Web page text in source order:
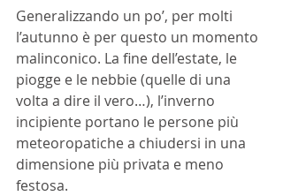
Generalizzando un po’, per molti
l’autunno è per questo un momento
malinconico. La fine dell’estate, le
piogge e le nebbie (quelle di una
volta a dire il vero…), l’inverno
incipiente portano le persone più
meteoropatiche a chiudersi in una
dimensione più privata e meno
festosa.